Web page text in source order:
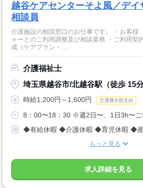
越谷ケアセンターそよ風／デイ
相談員
介護施設の相談窓口のお仕事です。 ・お客様
ャーとのご利用調整及び相談業務 ・ご利用契
成（ケアプラン・...
介護福祉士
埼玉県越谷市/北越谷駅（徒歩 15分
時給1,200円～1,600円 交通費全額支給
8：00〜18：30 ※週2日〜、1日3h〜ご
◆有給休暇 ◆介護休暇 ◆育児休暇 ◆産
もっと見る
求人詳細を見る